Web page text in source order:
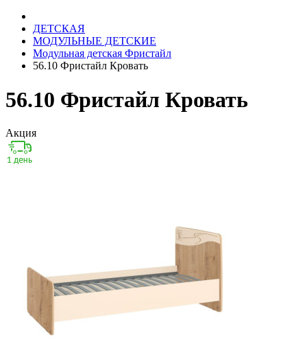
ДЕТСКАЯ
МОДУЛЬНЫЕ ДЕТСКИЕ
Модульная детская Фристайл
56.10 Фристайл Кровать
56.10 Фристайл Кровать
Акция